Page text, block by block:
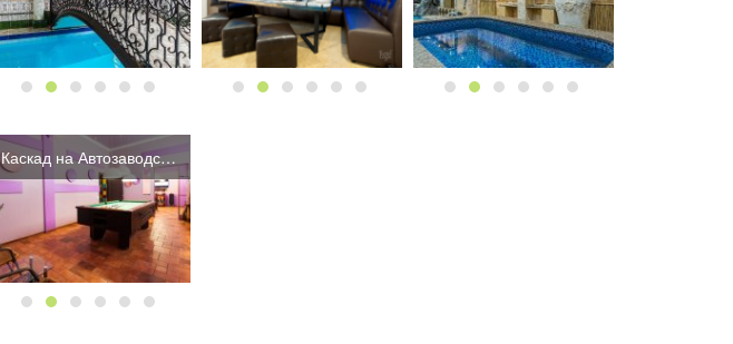
Каскад на Автозаводской